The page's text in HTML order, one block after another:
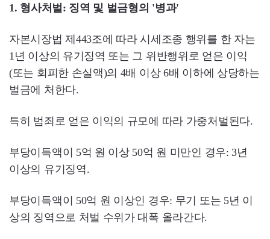
1. 형사처벌: 징역 및 벌금형의 '병과'
자본시장법 제443조에 따라 시세조종 행위를 한 자는
1년 이상의 유기징역 또는 그 위반행위로 얻은 이익
(또는 회피한 손실액)의 4배 이상 6배 이하에 상당하는
벌금에 처한다.
특히 범죄로 얻은 이익의 규모에 따라 가중처벌된다.
부당이득액이 5억 원 이상 50억 원 미만인 경우: 3년
이상의 유기징역.
부당이득액이 50억 원 이상인 경우: 무기 또는 5년 이
상의 징역으로 처벌 수위가 대폭 올라간다.